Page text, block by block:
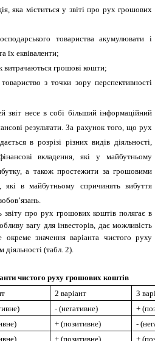
яка міститься у звіті про рух грошових
товариства акумулювати і
їх еквіваленти;
витрачаються грошові кошти;
з точки зору перспективності
звіт несе в собі більший інформаційний
результати. За рахунок того, що рух
в розрізі різних видів діяльності,
вкладення, які у майбутньому
а також простежити за грошовими
які в майбутньому спричинять вибуття
звіту про рух грошових коштів полягає в
вагу для інвесторів, дає можливість
значення варіанта чистого руху
(табл. 2).
чистого руху грошових коштів
2 варіант
3
- (негативне)
+
+ (позитивне)
-
+ (позитивне) +